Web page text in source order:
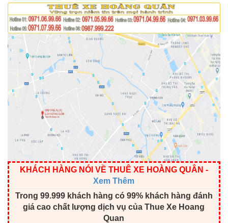
KHÁCH HÀNG NÓI VỀ THUÊ XE HOÀNG QUÂN -
Xem Thêm
Trong 99.999 khách hàng có 99% khách hàng đánh
giá cao chất lượng dịch vụ của Thue Xe Hoang
Quan